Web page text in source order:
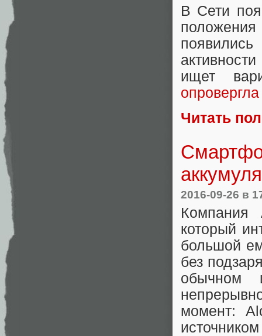
В Сети
ищет
опровергла
Читать
2016-09-26 в
Компания
который
большой
без
момент: